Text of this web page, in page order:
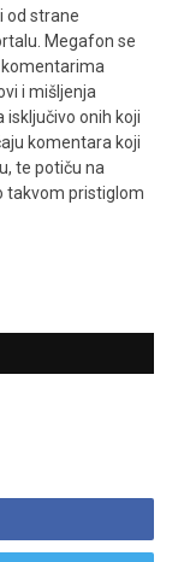
od strane
Megafon se
i mišljenja
onih koji
komentara koji
te potiču na
takvom pristiglom